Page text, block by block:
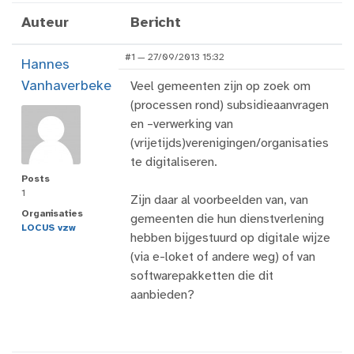
Auteur Bericht
Hannes
Vanhaverbeke
Posts
1
Organisaties
LOCUS vzw
#1 — 27/09/2013 15:32
Veel gemeenten zijn op zoek om
(processen rond) subsidieaanvragen
en –verwerking van
(vrijetijds)verenigingen/organisaties
te digitaliseren.
Zijn daar al voorbeelden van, van
gemeenten die hun dienstverlening
hebben bijgestuurd op digitale wijze
(via e-loket of andere weg) of van
softwarepakketten die dit
aanbieden?